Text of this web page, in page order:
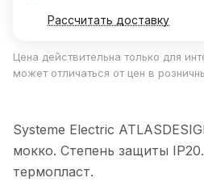
Рассчитать доставку
Цена действительна только для
может отличаться от цен в
Systeme Electric
мокко. Степень защиты
термопласт.